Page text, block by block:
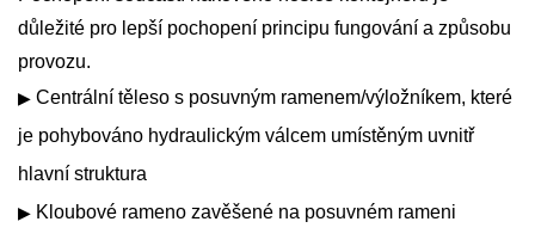
důležité pro lepší pochopení principu fungování a způsobu
provozu.
▶ Centrální těleso s posuvným ramenem/výložníkem, které
je pohybováno hydraulickým válcem umístěným uvnitř
hlavní struktura
▶ Kloubové rameno zavěšené na posuvném rameni